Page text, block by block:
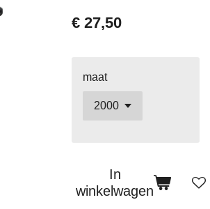
€ 27,50
maat
In
winkelwagen